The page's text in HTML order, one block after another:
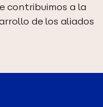
contribuimos a la
de los aliados